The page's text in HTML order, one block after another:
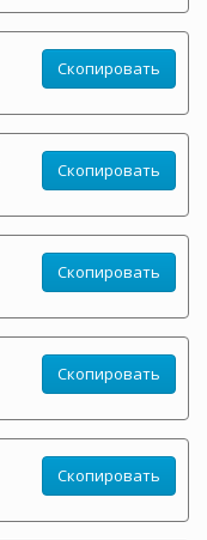
Скопировать
Скопировать
Скопировать
Скопировать
Скопировать